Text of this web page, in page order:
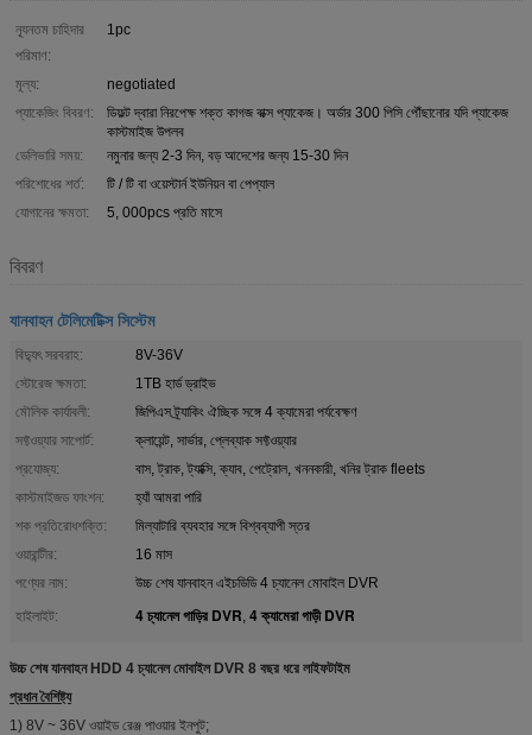
ন্যূনতম চাহিদার
পরিমাণ:
1pc
মূল্য:
negotiated
প্যাকেজিং বিবরণ:
ডিফল্ট দ্বারা নিরপেক্ষ শক্ত কাগজ বাক্স প্যাকেজ। অর্ডার 300 পিসি পৌঁছানোর যদি প্যাকেজ
কাস্টমাইজ উপলব
ডেলিভারি সময়:
নমুনার জন্য 2-3 দিন, বড় আদেশের জন্য 15-30 দিন
পরিশোধের শর্ত:
টি / টি বা ওয়েস্টার্ন ইউনিয়ন বা পেপ্যাল
যোগানের ক্ষমতা:
5, 000pcs প্রতি মাসে
বিবরণ
যানবাহন টেলিমেটিক্স সিস্টেম
বিদ্যুৎ সরবরাহ:
8V-36V
স্টোরেজ ক্ষমতা:
1TB হার্ড ড্রাইভ
মৌলিক কার্যাবলী:
জিপিএস ট্র্যাকিং ঐচ্ছিক সঙ্গে 4 ক্যামেরা পর্যবেক্ষণ
সফ্টওয়্যার সাপোর্ট:
ক্লায়েন্ট, সার্ভার, প্লেব্যাক সফ্টওয়্যার
প্রযোজ্য:
বাস, ট্রাক, ট্যাক্সি, ক্যাব, পেট্রোল, খননকারী, খনির ট্রাক fleets
কাস্টমাইজড ফাংশন:
হ্যাঁ আমরা পারি
শক প্রতিরোধশক্তি:
মিল্যাটারি ব্যবহার সঙ্গে বিশ্বব্যাপী স্তর
ওয়ারান্টীর:
16 মাস
পণ্যের নাম:
উচ্চ শেষ যানবাহন এইচডিডি 4 চ্যানেল মোবাইল DVR
হাইলাইট:
4 চ্যানেল গাড়ির DVR, 4 ক্যামেরা গাড়ী DVR
উচ্চ শেষ যানবাহন HDD 4 চ্যানেল মোবাইল DVR 8 বছর ধরে লাইফটাইম
প্রধান বৈশিষ্ট্য
1) 8V ~ 36V ওয়াইড রেঞ্জ পাওয়ার ইনপুট;